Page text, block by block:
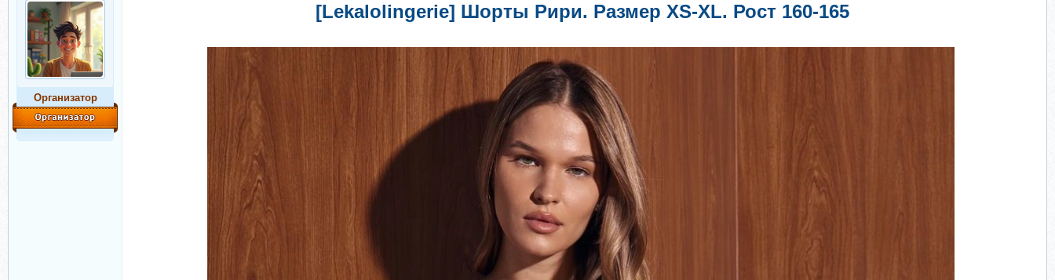
Организатор
[Lekalolingerie] Шорты Рири. Размер XS-XL. Рост 160-165